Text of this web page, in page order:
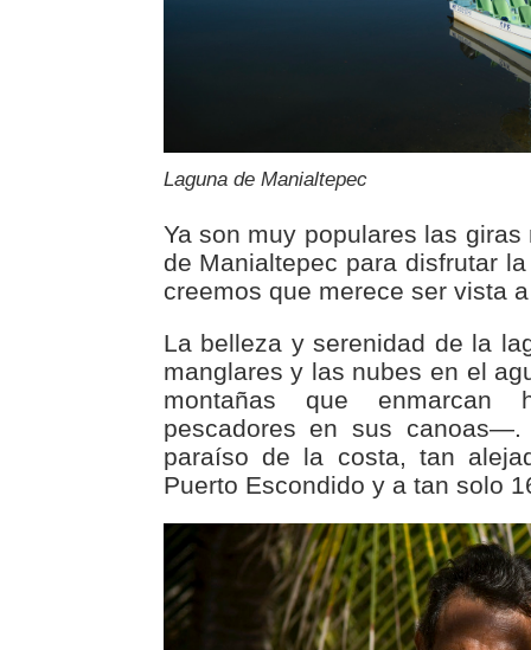
Laguna de Manialtepec
Ya son muy populares las
de Manialtepec para disfrutar
creemos que merece ser vista
La belleza y serenidad de la
manglares y las nubes en el
montañas que
pescadores en sus
paraíso de la costa, tan
Puerto Escondido y a tan solo